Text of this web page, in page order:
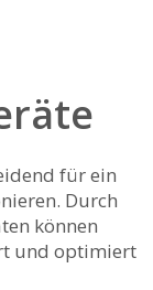
für ein
Durch
können
und optimiert